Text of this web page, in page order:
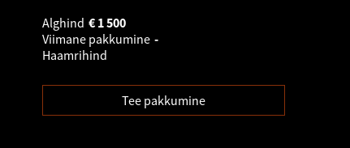
Alghind
1 500
€
Viimane pakkumine -
Haamrihind
Tee pakkumine